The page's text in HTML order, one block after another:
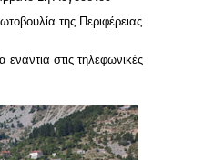
της Περιφέρειας
στις τηλεφωνικές